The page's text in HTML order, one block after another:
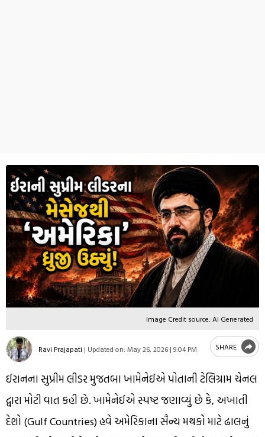
Image Credit source: AI Generated
Ravi Prajapati | Updated on: May 26, 2026 | 9:04 PM SHARE
ઈરાનના સુપ્રીમ લીડર મુજતબા ખામેનેઈએ પોતાની ટેલિગ્રામ ચેનલ
દ્વારા મોટી વાત કહી છે. ખામેનેઈએ સ્પષ્ટ જણાવ્યું છે કે, અખાતી
દેશો (Gulf Countries) હવે અમેરિકાના સૈન્ય મથકો માટે ઢાલનું